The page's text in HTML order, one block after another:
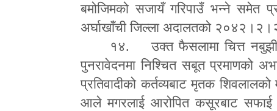
बमोजिमको सजायँ गरिपाउँ भन्ने समेत
अर्घाखाँची जिल्ला अदालतको
१४. उक्त फैसलामा चित्त नबुझी
पुनरावेदनमा निश्चित सबूत प्रमाणको
प्रतिवादीको कर्तव्यबाट मृतक
आले मगरलाई आरोपित कसूरबाट सफाई